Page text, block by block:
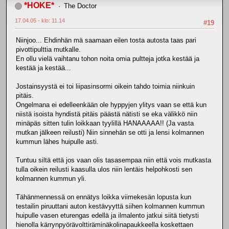
*HOKE* The Doctor
#19
17.04.05 - klo: 11.14
Niinjoo... Ehdinhän mä saamaan eilen tosta autosta taas pari
pivottipulttia mutkalle.
En ollu vielä vaihtanu tohon noita omia pultteja jotka kestää ja
kestää ja kestää...
Jostainsyystä ei toi liipasinsormi oikein tahdo toimia niinkuin
pitäis.
Ongelmana ei edelleenkään ole hyppyjen ylitys vaan se että kun
niistä isoista hyndistä pitäis päästä nätisti se eka välikkö niin
minäpäs sitten tulin loikkaan tyylillä HANAAAAA!! (Ja vasta
mutkan jälkeen reilusti) Niin sinnehän se otti ja lensi kolmannen
kummun lähes huipulle asti.
Tuntuu siltä että jos vaan olis tasasempaa niin että vois mutkasta
tulla oikein reilusti kaasulla ulos niin lentäis helpohkosti sen
kolmannen kummun yli.
Tähänmennessä on ennätys loikka viimekesän lopusta kun
testailin piruuttani auton kestävyyttä siihen kolmannen kummun
huipulle vasen eturengas edellä ja ilmalento jatkui siitä tietysti
hienolla kärrynpyörävolttiräminäkolinapaukkeella koskettaen